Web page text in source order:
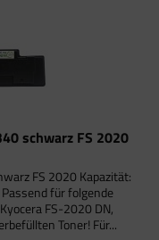
schwarz FS 2020
FS 2020 Kapazität:
für folgende
FS-2020 DN,
Toner! Für...